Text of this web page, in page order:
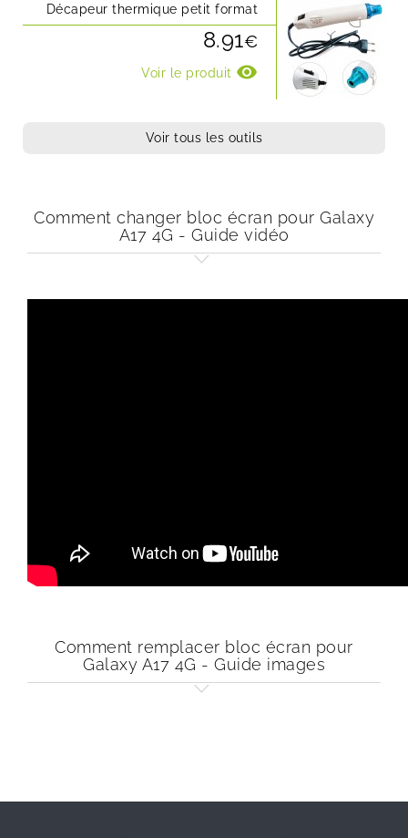
Décapeur thermique petit format
8.91€
Voir le produit visibility
Voir tous les outils
Comment changer bloc écran pour Galaxy
A17 4G - Guide vidéo
Comment remplacer bloc écran pour
Galaxy A17 4G - Guide images